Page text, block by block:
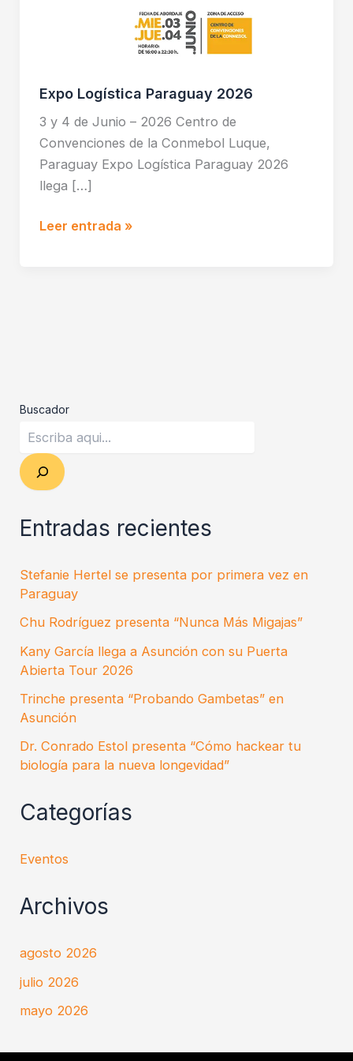
Expo Logística Paraguay 2026
3 y 4 de Junio – 2026 Centro de
Convenciones de la Conmebol Luque,
Paraguay Expo Logística Paraguay 2026
llega […]
Leer entrada »
Buscador
Entradas recientes
Stefanie Hertel se presenta por primera vez en
Paraguay
Chu Rodríguez presenta “Nunca Más Migajas”
Kany García llega a Asunción con su Puerta
Abierta Tour 2026
Trinche presenta “Probando Gambetas” en
Asunción
Dr. Conrado Estol presenta “Cómo hackear tu
biología para la nueva longevidad”
Categorías
Eventos
Archivos
agosto 2026
julio 2026
mayo 2026